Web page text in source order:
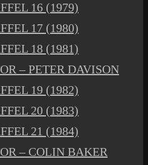
16 (1979)
17 (1980)
18 (1981)
– PETER DAVISON
19 (1982)
20 (1983)
21 (1984)
– COLIN BAKER